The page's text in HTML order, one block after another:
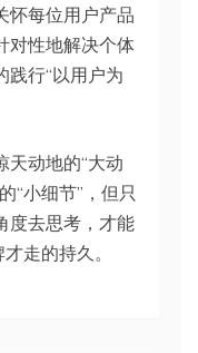
怀每位用户产品
对性地解决个体
践行“以用户为
天动地的“大动
“小细节”，但只
度去思考，才能
走的持久。